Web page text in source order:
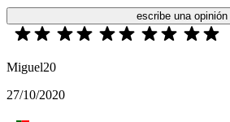
escribe una opinión
Miguel20
27/10/2020